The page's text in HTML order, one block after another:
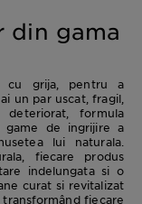
din gama
cu grija, pentru a
un par uscat, fragil,
formula
game de ingrijire a
lui naturala.
fiecare produs
indelungata si o
curat si revitalizat
fiecare